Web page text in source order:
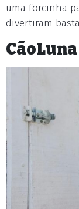
uma forcinha
divertiram